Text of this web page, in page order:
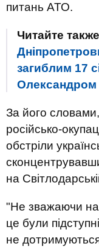
питань АТО.
Читайте
загиблим 17
За його
російсько-
обстріли
на
"Не зважаючи на
це були
не дотримуються